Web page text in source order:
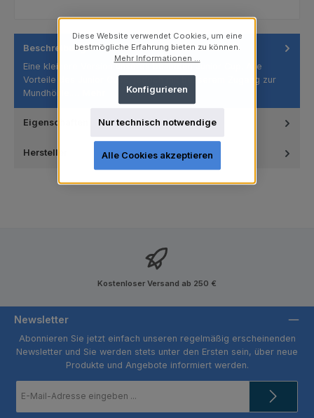
Beschreibung
Eine kleinere Version unseres beliebten Junior Cup. Alle
Vorteile des Junior Cups, jedoch mit besserem Zugang zur
Mundhöhle.…
Eigenschaften
Hersteller
Kostenloser Versand ab 250 €
Newsletter
Abonnieren Sie jetzt einfach unseren regelmäßig erscheinenden
Newsletter und Sie werden stets unter den Ersten sein, über neue
Produkte und Angebote informiert werden.
Mail-
Diese Website verwendet Cookies, um eine
bestmögliche Erfahrung bieten zu können.
Mehr Informationen ...
Nur technisch notwendige
Konfigurieren
Alle Cookies akzeptieren